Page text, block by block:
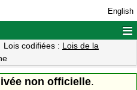
English
≡
Lois codifiées : Lois de la
non officielle.